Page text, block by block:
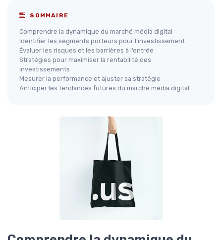
SOMMAIRE
Comprendre la dynamique du marché média digital
Identifier les segments porteurs pour l’investissement
Évaluer les risques et les barrières à l’entrée
Stratégies pour maximiser la rentabilité des
investissements
Mesurer la performance et ajuster sa stratégie
Anticiper les tendances futures du marché média digital